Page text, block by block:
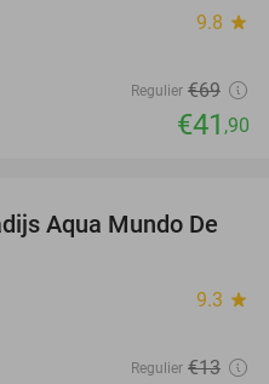
9.8 star
Regulier €69
€41 ,90
15%
Aqua Mundo De
9.3 star
Regulier €13